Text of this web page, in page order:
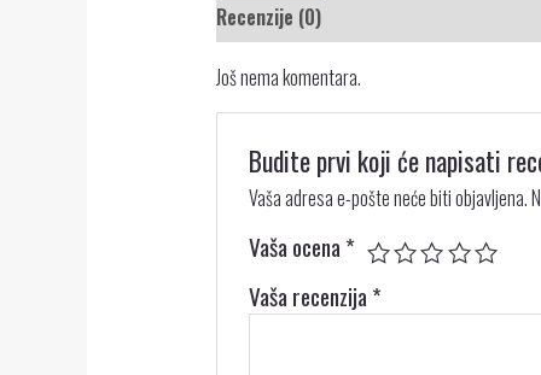
Recenzije (0)
Još nema komentara.
Budite prvi koji će napisati
Vaša adresa e-pošte neće biti objavljena.
Vaša ocena*
Vaša recenzija*